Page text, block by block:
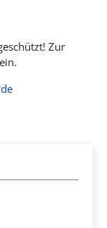
Zur